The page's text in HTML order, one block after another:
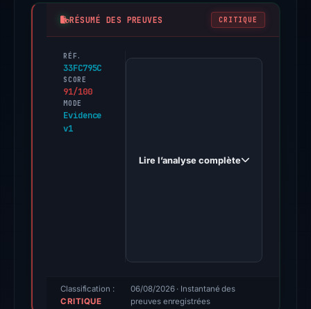
RÉSUMÉ DES PREUVES CRITIQUE
RÉF.
33FC795C
SCORE
91/100
MODE
Evidence
v1
PhishDestroy
Apr
triage
score,
Lire l’analyse complète
Classification :
CRITIQUE
06/08/2026· Instantané des
preuves enregistrées